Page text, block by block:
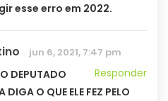
esse erro em 2022.
jun 6, 2021, 7:47 pm
Responder
DEPUTADO
O QUE ELE FEZ PELO